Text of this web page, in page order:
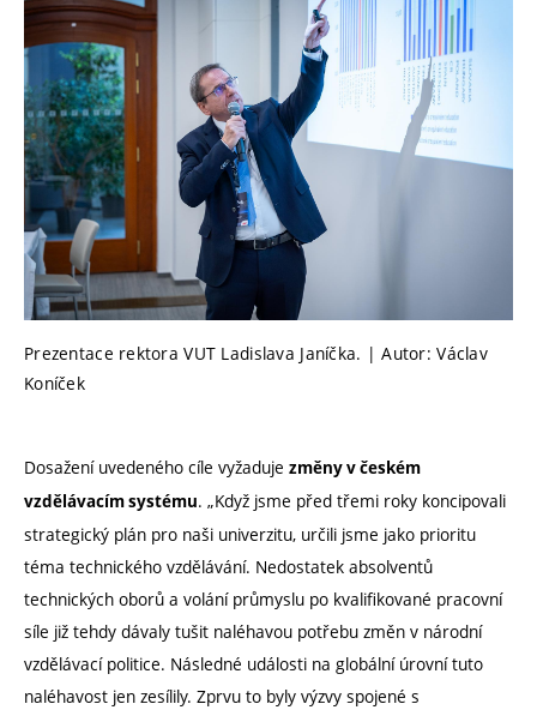
Prezentace rektora VUT Ladislava Janíčka. | Autor: Václav
Koníček
Dosažení uvedeného cíle vyžaduje změny v českém
vzdělávacím systému. „Když jsme před třemi roky koncipovali
strategický plán pro naši univerzitu, určili jsme jako prioritu
téma technického vzdělávání. Nedostatek absolventů
technických oborů a volání průmyslu po kvalifikované pracovní
síle již tehdy dávaly tušit naléhavou potřebu změn v národní
vzdělávací politice. Následné události na globální úrovní tuto
naléhavost jen zesílily. Zprvu to byly výzvy spojené s